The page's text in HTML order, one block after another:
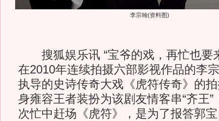
李宗翰(资料图)
搜狐娱乐讯 “宝爷的戏，再忙也要
在2010年连续拍摄六部影视作品的李
执导的史诗传奇大戏《虎符传奇》的
身雍容王者装扮为该剧友情客串“齐王
次忙中赶场《虎符》，是为了报答郭